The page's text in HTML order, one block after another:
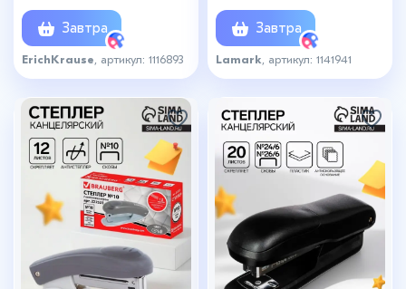
глубина закладки бумаги
до 55 мм, чёрный
Завтра
ErichKrause , артикул: 1116893
металлический корпус,
чёрный
Завтра
Lamark , артикул: 1141941
+1